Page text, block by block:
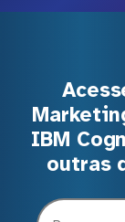
IBM
outras